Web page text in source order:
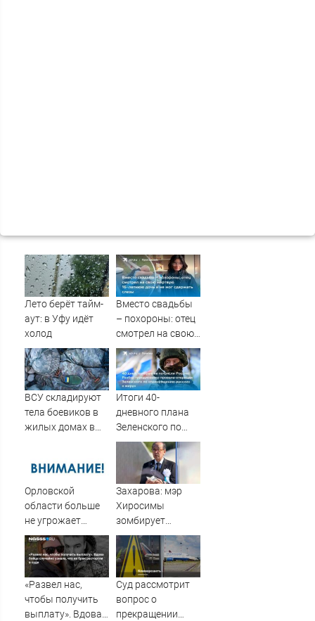
Лето берёт тайм-
аут: в Уфу идёт
холод
Вместо свадьбы
– похороны: отец
смотрел на свою
мертвую 16-
летнюю дочь и не
мог сдержать
слезы
ВСУ складируют
тела боевиков в
жилых домах в
Итоги 40-
дневного плана
Зеленского по
принуждению к
миру: как
ответила Россия,
полный разбор
провала
операции
военкора Коца
Орловской
области больше
не угрожает
БПЛА-опасность
Захарова: мэр
Хиросимы
зомбирует
японцев
русофобскими
заклинаниями
«Развел нас,
чтобы получить
выплату». Вдова
Суд рассмотрит
вопрос о
прекращении